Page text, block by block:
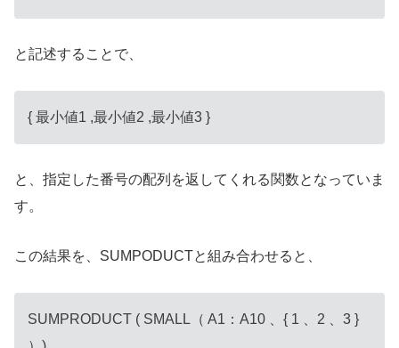
と記述することで、
{ 最小値1 ,最小値2 ,最小値3 }
と、指定した番号の配列を返してくれる関数となっていま
す。
この結果を、SUMPODUCTと組み合わせると、
SUMPRODUCT ( SMALL（ A1：A10 、{ 1 、2 、3 }